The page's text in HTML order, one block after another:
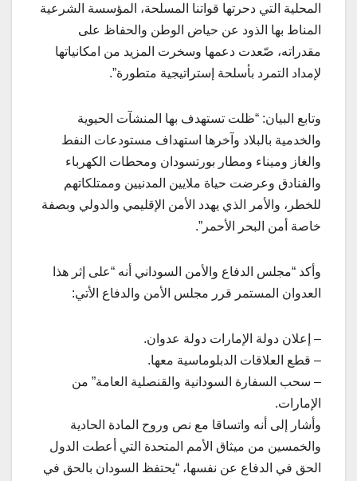
المحلية التي دحرتها قواتنا المسلحة، المؤسسة الشرعية
المناط بها الذود عن حياض الوطن والحفاظ على
مقدراته، صّعدت دعمها وسخرت المزيد من امكانياتها
لإمداد التمرد بأسلحة إستراتيجية متطورة”.
وتابع البيان: “ظلت تستهدف بها المنشآت الحيوية
والخدمية بالبلاد وآخرها استهداف مستودعات النفط
والغاز وميناء ومطار بورتسودان ومحطات الكهرباء
والفنادق وعرضت حياة ملايين المدنيين وممتلكاتهم
للخطر، والأمر الذي يهدد الأمن الإقليمي والدولي وبصفة
خاصة أمن البحر الأحمر”.
وأكد “مجلس الدفاع والأمن السوداني أنه “على إثر هذا
العدوان المستمر قرر مجلس الأمن والدفاع الأتي:
– إعلان دولة الإمارات دولة عدوان.
– قطع العلاقات الدبلوماسية معها.
– سحب السفارة السودانية والقنصلية العامة” من
الإمارات.
وأشار إلى أنه واتساقا مع نص وروح المادة الحادية
والخمسين من ميثاق الأمم المتحدة التي أعطت الدول
الحق في الدفاع عن نفسها، “يحتفظ السودان بالحق في